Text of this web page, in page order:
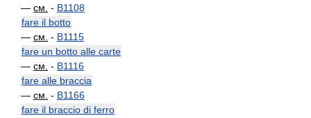
— см. - B1108
fare il botto
— см. - B1115
fare un botto alle carte
— см. - B1116
fare alle braccia
— см. - B1166
fare il braccio di ferro